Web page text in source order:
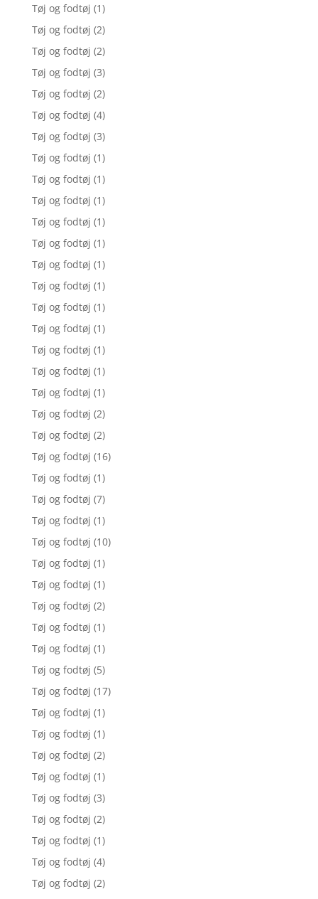
Tøj og fodtøj (1)
Tøj og fodtøj (2)
Tøj og fodtøj (2)
Tøj og fodtøj (3)
Tøj og fodtøj (2)
Tøj og fodtøj (4)
Tøj og fodtøj (3)
Tøj og fodtøj (1)
Tøj og fodtøj (1)
Tøj og fodtøj (1)
Tøj og fodtøj (1)
Tøj og fodtøj (1)
Tøj og fodtøj (1)
Tøj og fodtøj (1)
Tøj og fodtøj (1)
Tøj og fodtøj (1)
Tøj og fodtøj (1)
Tøj og fodtøj (1)
Tøj og fodtøj (1)
Tøj og fodtøj (2)
Tøj og fodtøj (2)
Tøj og fodtøj (16)
Tøj og fodtøj (1)
Tøj og fodtøj (7)
Tøj og fodtøj (1)
Tøj og fodtøj (10)
Tøj og fodtøj (1)
Tøj og fodtøj (1)
Tøj og fodtøj (2)
Tøj og fodtøj (1)
Tøj og fodtøj (1)
Tøj og fodtøj (5)
Tøj og fodtøj (17)
Tøj og fodtøj (1)
Tøj og fodtøj (1)
Tøj og fodtøj (2)
Tøj og fodtøj (1)
Tøj og fodtøj (3)
Tøj og fodtøj (2)
Tøj og fodtøj (1)
Tøj og fodtøj (4)
Tøj og fodtøj (2)